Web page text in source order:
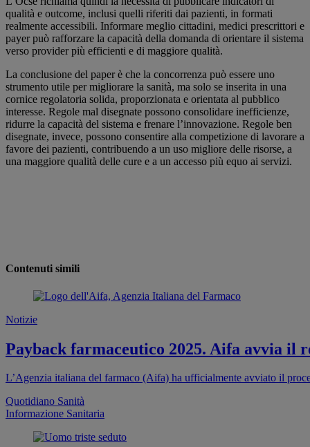
qualità e outcome, inclusi quelli riferiti dai pazienti, in formati
realmente accessibili. Informare meglio cittadini, medici prescrittori e
payer può rafforzare la capacità della domanda di orientare il sistema
verso provider più efficienti e di maggiore qualità.
La conclusione del paper è che la concorrenza può essere uno
strumento utile per migliorare la sanità, ma solo se inserita in una
cornice regolatoria solida, proporzionata e orientata al pubblico
interesse. Regole mal disegnate possono consolidare inefficienze,
ridurre la capacità del sistema e frenare l’innovazione. Regole ben
disegnate, invece, possono consentire alla competizione di lavorare a
favore dei pazienti, contribuendo a un uso migliore delle risorse, a
una maggiore qualità delle cure e a un accesso più equo ai servizi.
Contenuti simili
Notizie
Payback farmaceutico 2025. Aifa avvia
L’Agenzia italiana del farmaco (Aifa) ha ufficialmente avviato il
Quotidiano Sanità
Informazione Sanitaria